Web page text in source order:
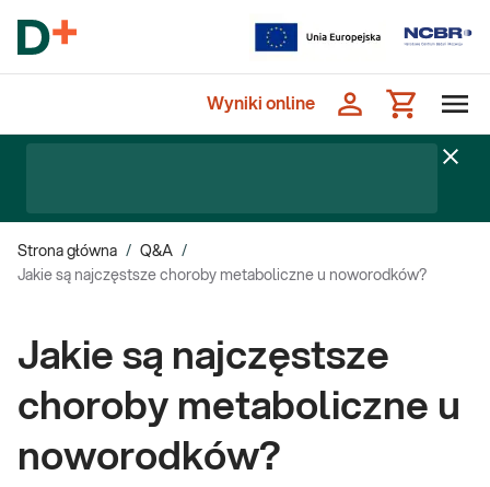
Wyniki online
Strona główna / Q&A /
Jakie są najczęstsze choroby metaboliczne u noworodków?
Jakie są najczęstsze
choroby metaboliczne u
noworodków?